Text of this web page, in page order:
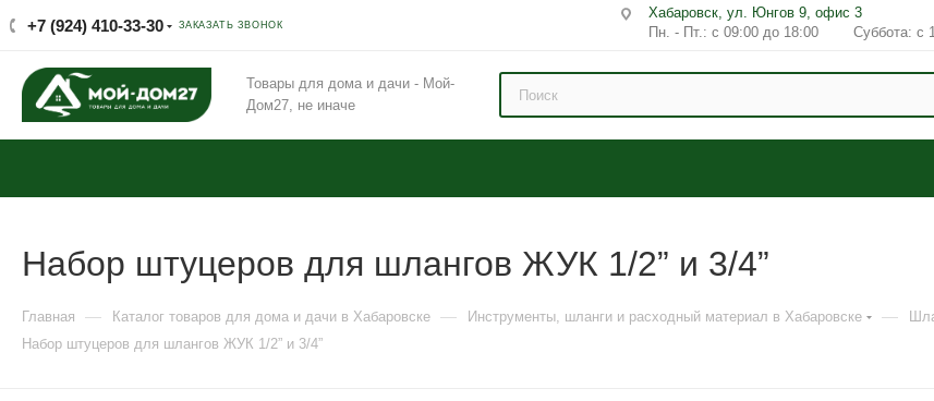
+7 (924) 410-33-30 ЗАКАЗАТЬ ЗВОНОК
Хабаровск, ул. Юнгов 9, офис 3
Пн. - Пт.: с 09:00 до 18:00 Суббота: с
Товары для дома и дачи - Мой-
Дом27, не иначе
Набор штуцеров для шлангов ЖУК 1/2” и 3/4”
Главная — Каталог товаров для дома и дачи в Хабаровске — Инструменты, шланги и расходный материал в Хабаровске —
Набор штуцеров для шлангов ЖУК 1/2” и 3/4”